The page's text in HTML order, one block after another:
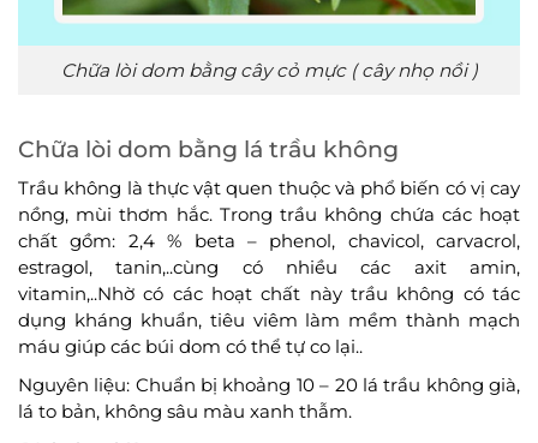
Chữa lòi dom bằng cây cỏ mực ( cây nhọ nồi )
Chữa lòi dom bằng lá trầu không
Trầu không là thực vật quen thuộc và phổ biến có vị cay
nồng, mùi thơm hắc. Trong trầu không chứa các hoạt
chất gồm: 2,4 % beta – phenol, chavicol, carvacrol,
estragol, tanin,..cùng có nhiều các axit amin,
vitamin,..Nhờ có các hoạt chất này trầu không có tác
dụng kháng khuẩn, tiêu viêm làm mềm thành mạch
máu giúp các búi dom có thể tự co lại..
Nguyên liệu: Chuẩn bị khoảng 10 – 20 lá trầu không già,
lá to bản, không sâu màu xanh thẫm.